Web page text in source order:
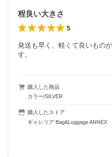
程良い大きさ
5
発送も早く、軽くて良いもの
す。
購入した商品
カラー/SILVER
購入したストア
ギャレリア Bag&Luggage ANNEX